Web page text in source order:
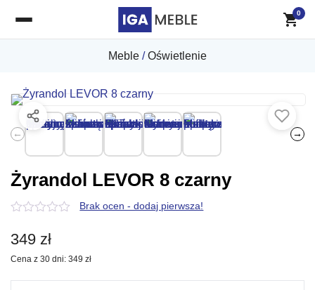
Meble /Oświetlenie
← →
Żyrandol LEVOR 8 czarny
z
5
Brak ocen - dodaj pierwsza!
349 zł
Cena z 30 dni: 349 zł
0